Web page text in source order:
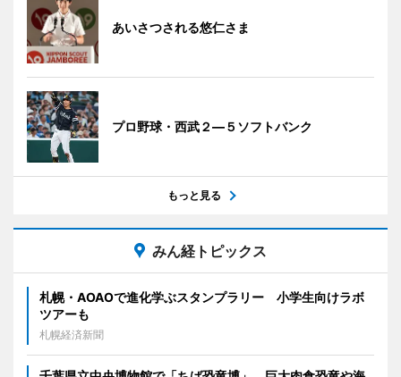
あいさつされる悠仁さま
プロ野球・西武２―５ソフトバンク
もっと見る
みん経トピックス
札幌・AOAOで進化学ぶスタンプラリー 小学生向けラボ
ツアーも
札幌経済新聞